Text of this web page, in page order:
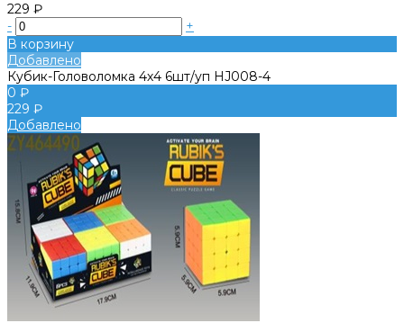
229 ₽
-
+
В корзину
Добавлено
Кубик-Головоломка 4х4 6шт/уп HJ008-4
0 ₽
229 ₽
Добавлено